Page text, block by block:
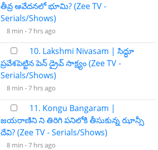
తీవ్ర ఆవేదనలో భూమి? (Zee TV -
Serials/Shows)
8 min -7 hrs ago
10. Lakshmi Nivasam | సిద్ధూ
ప్రవేశపెట్టిన పెన్ డ్రైవ్ సాక్ష్యం (Zee TV -
Serials/Shows)
8 min -7 hrs ago
11. Kongu Bangaram |
జయరాణిని ని తిరిగి పనిలోకి తీసుకున్న ఝాన్సీ
దేవి? (Zee TV - Serials/Shows)
8 min -7 hrs ago